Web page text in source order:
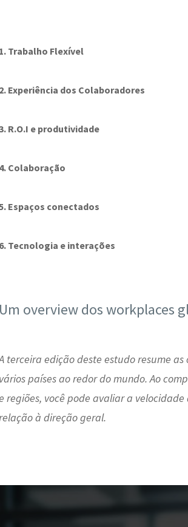
1. Trabalho Flexível
2. Experiência dos Colaboradores
R.O.I e produtividade
4. Colaboração
Espaços conectados
6. Tecnologia e interações
Um overview dos workplaces
terceira edição deste estudo resume
vários países ao redor do mundo. Ao
regiões, você pode avaliar a
à direção geral.